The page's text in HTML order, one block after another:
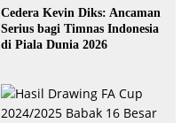
Cedera Kevin Diks: Ancaman
Serius bagi Timnas Indonesia
di Piala Dunia 2026